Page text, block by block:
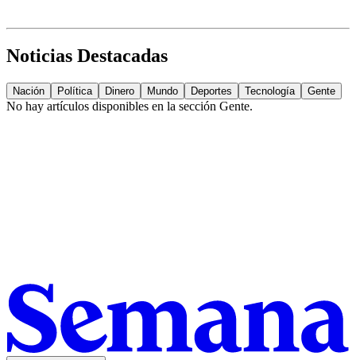
Noticias Destacadas
Nación Política Dinero Mundo Deportes Tecnología Gente
No hay artículos disponibles en la sección Gente.